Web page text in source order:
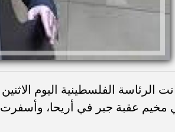
الرئاسة الفلسطينية اليوم
مخيم عقبة جبر في أريحا،